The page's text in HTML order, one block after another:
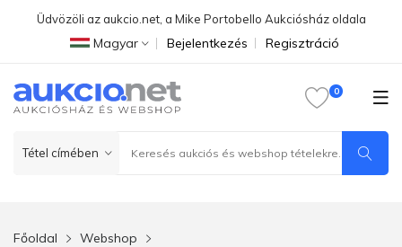
Üdvözöli az aukcio.net, a Mike Portobello Aukciósház oldala
Magyar Bejelentkezés Regisztráció
Főoldal
Webshop